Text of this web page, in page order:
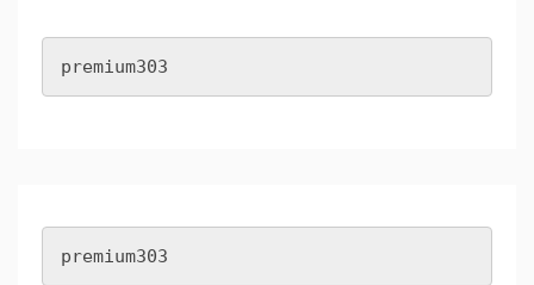
premium303
premium303